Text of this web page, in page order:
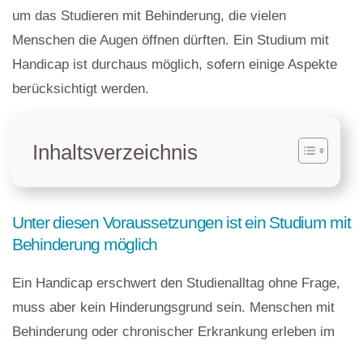
um das Studieren mit Behinderung, die vielen
Menschen die Augen öffnen dürften. Ein Studium mit
Handicap ist durchaus möglich, sofern einige Aspekte
berücksichtigt werden.
Inhaltsverzeichnis
Unter diesen Voraussetzungen ist ein Studium mit
Behinderung möglich
Ein Handicap erschwert den Studienalltag ohne Frage,
muss aber kein Hinderungsgrund sein. Menschen mit
Behinderung oder chronischer Erkrankung erleben im